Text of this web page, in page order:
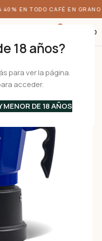
18 años?
para ver la página.
acceder.
MENOR DE 18 AÑOS
EN TODO CAFÉ EN GRANO
0.00